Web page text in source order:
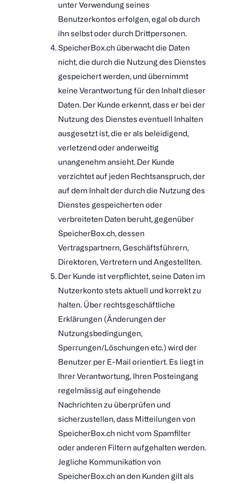
unter Verwendung seines
Benutzerkontos erfolgen, egal ob durch
ihn selbst oder durch Drittpersonen.
SpeicherBox.ch überwacht die Daten
nicht, die durch die Nutzung des Dienstes
gespeichert werden, und übernimmt
keine Verantwortung für den Inhalt dieser
Daten. Der Kunde erkennt, dass er bei der
Nutzung des Dienstes eventuell Inhalten
ausgesetzt ist, die er als beleidigend,
verletzend oder anderweitig
unangenehm ansieht. Der Kunde
verzichtet auf jeden Rechtsanspruch, der
auf dem Inhalt der durch die Nutzung des
Dienstes gespeicherten oder
verbreiteten Daten beruht, gegenüber
SpeicherBox.ch, dessen
Vertragspartnern, Geschäftsführern,
Direktoren, Vertretern und Angestellten.
Der Kunde ist verpflichtet, seine Daten im
Nutzerkonto stets aktuell und korrekt zu
halten. Über rechtsgeschäftliche
Erklärungen (Änderungen der
Nutzungsbedingungen,
Sperrungen/Löschungen etc.) wird der
Benutzer per E-Mail orientiert. Es liegt in
Ihrer Verantwortung, Ihren Posteingang
regelmässig auf eingehende
Nachrichten zu überprüfen und
sicherzustellen, dass Mitteilungen von
SpeicherBox.ch nicht vom Spamfilter
oder anderen Filtern aufgehalten werden.
Jegliche Kommunikation von
SpeicherBox.ch an den Kunden gilt als